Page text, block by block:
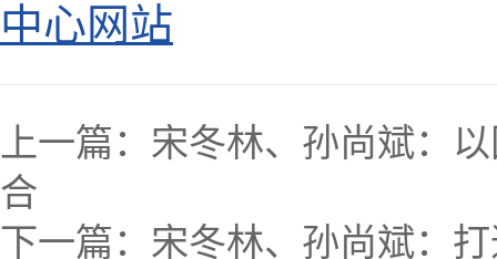
中心网站
上一篇： 宋冬林、孙尚斌：
合
下一篇： 宋冬林、孙尚斌：